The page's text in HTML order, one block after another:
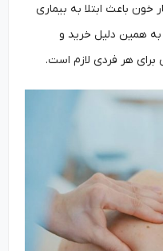
ابتلا به بیماری
دلیل خرید و
هر فردی لازم است.